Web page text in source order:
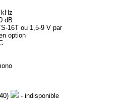
dB
16T ou 1,5-9 V par
option
- indisponible